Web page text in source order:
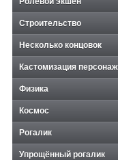
Строительство
Несколько концовок
Кастомизация
Физика
Космос
Рогалик
Упрощённый рогалик